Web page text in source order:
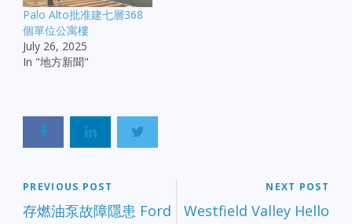
Palo Alto批准建七層368
個單位公寓樓
July 26, 2025
In "地方新聞"
PREVIOUS POST
存燃油泵故障隱患 Ford
NEXT POST
Westfield Valley Hello